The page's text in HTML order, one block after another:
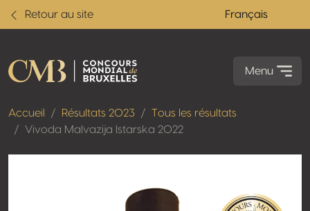
Retour au site Français
Menu
Accueil Résultats 2023
Tous les résultats
Vivoda Malvazija Istarska 2022